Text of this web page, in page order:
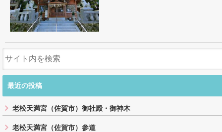
最近の投稿
老松天満宮（佐賀市）御社殿・御神木
老松天満宮（佐賀市）参道